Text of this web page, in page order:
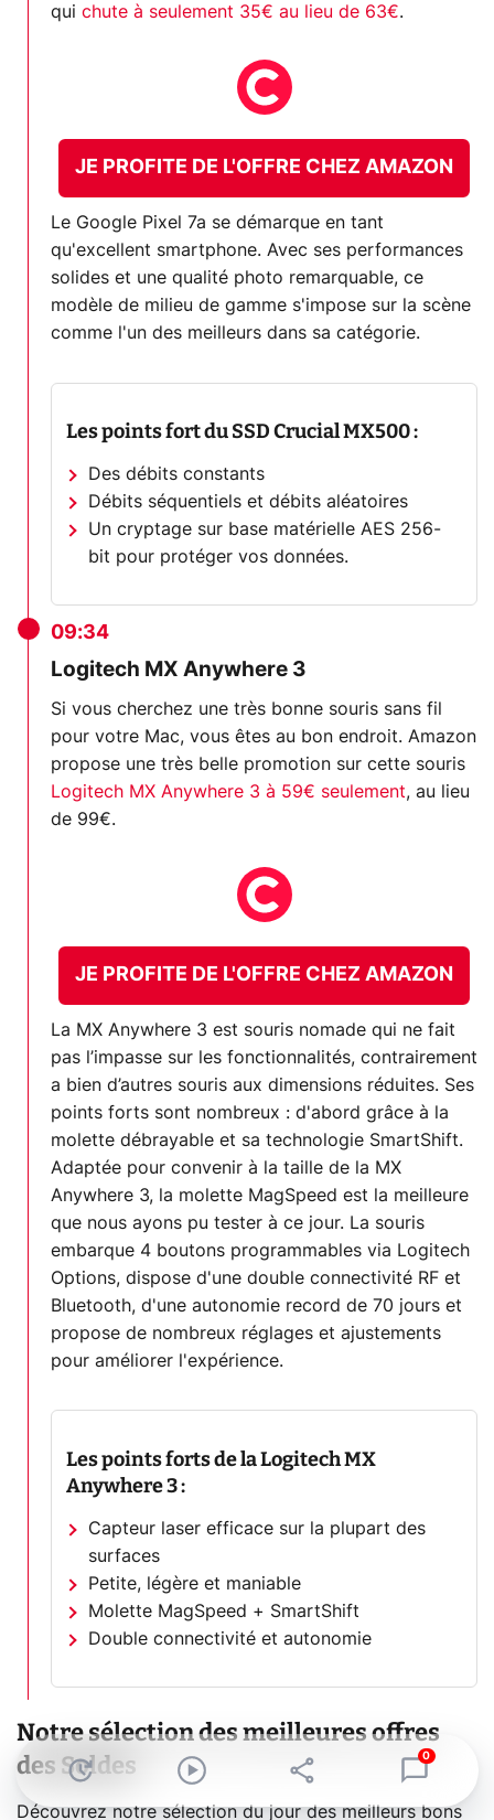
qui chute à seulement 35€ au lieu de 63€.
JE PROFITE DE L'OFFRE CHEZ AMAZON
Le Google Pixel 7a se démarque en tant
qu'excellent smartphone. Avec ses performances
solides et une qualité photo remarquable, ce
modèle de milieu de gamme s'impose sur la scène
comme l'un des meilleurs dans sa catégorie.
Les points fort du SSD Crucial MX500 :
Des débits constants
Débits séquentiels et débits aléatoires
Un cryptage sur base matérielle AES 256-
bit pour protéger vos données.
09:34
Logitech MX Anywhere 3
Si vous cherchez une très bonne souris sans fil
pour votre Mac, vous êtes au bon endroit. Amazon
propose une très belle promotion sur cette souris
Logitech MX Anywhere 3 à 59€ seulement, au lieu
de 99€.
JE PROFITE DE L'OFFRE CHEZ AMAZON
La MX Anywhere 3 est souris nomade qui ne fait
pas l’impasse sur les fonctionnalités, contrairement
a bien d’autres souris aux dimensions réduites. Ses
points forts sont nombreux : d'abord grâce à la
molette débrayable et sa technologie SmartShift.
Adaptée pour convenir à la taille de la MX
Anywhere 3, la molette MagSpeed est la meilleure
que nous ayons pu tester à ce jour. La souris
embarque 4 boutons programmables via Logitech
Options, dispose d'une double connectivité RF et
Bluetooth, d'une autonomie record de 70 jours et
propose de nombreux réglages et ajustements
pour améliorer l'expérience.
Les points forts de la Logitech MX
Anywhere 3 :
Capteur laser efficace sur la plupart des
surfaces
Petite, légère et maniable
Molette MagSpeed + SmartShift
Double connectivité et autonomie
Notre sélection des meilleures offres
des Soldes
Découvrez notre sélection du jour des meilleurs bons
0